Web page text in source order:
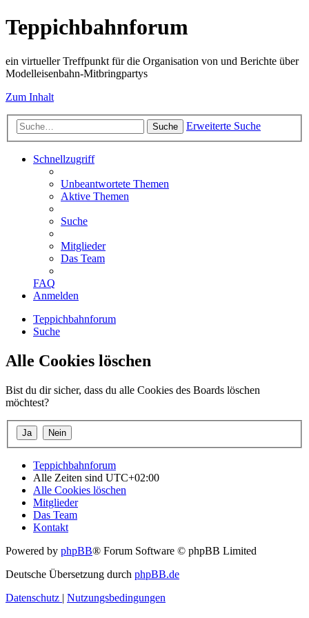
Teppichbahnforum
ein virtueller Treffpunkt für die Organisation von und Berichte über
Modelleisenbahn-Mitbringpartys
Zum Inhalt
Suche Erweiterte Suche
Schnellzugriff
Unbeantwortete Themen
Aktive Themen
Suche
Mitglieder
Das Team
FAQ
Anmelden
Teppichbahnforum
Suche
Alle Cookies löschen
Bist du dir sicher, dass du alle Cookies des Boards löschen
möchtest?
Teppichbahnforum
Alle Zeiten sind UTC+02:00
Alle Cookies löschen
Mitglieder
Das Team
Kontakt
Powered by phpBB® Forum Software © phpBB Limited
Deutsche Übersetzung durch phpBB.de
Datenschutz | Nutzungsbedingungen